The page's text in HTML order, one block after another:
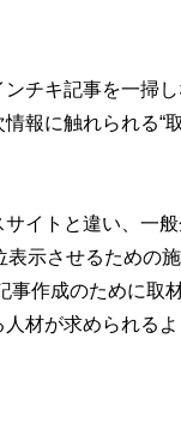
チキ記事を一掃
報に触れられる“
イトと違い、一
示させるための
作成のために取
材が求められるよ